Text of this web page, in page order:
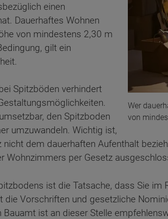
Wer
von
einen
Dauerhaftes Wohnen
von mindestens 2,30 m
gilt ein
Spitzböden verhindert
den Spitzboden
umzuwandeln. Wichtig ist,
dem dauerhaften Aufenthalt
Wohnzimmers per Gesetz
ist die Tatsache, dass Sie im
Vorschriften und gesetzliche
ist an dieser Stelle